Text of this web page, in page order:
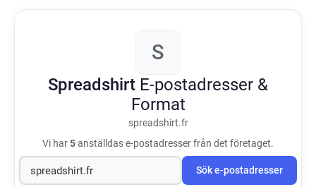
S
Spreadshirt E-postadresser &
Format
spreadshirt.fr
Vi har5anställdas e-postadresser från det företaget.
Sök e-postadresser